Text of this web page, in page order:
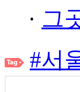
· 그
#서